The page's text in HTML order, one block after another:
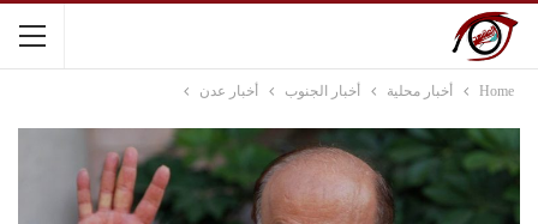
Home أخبار محلية أخبار الجنوب أخبار عدن